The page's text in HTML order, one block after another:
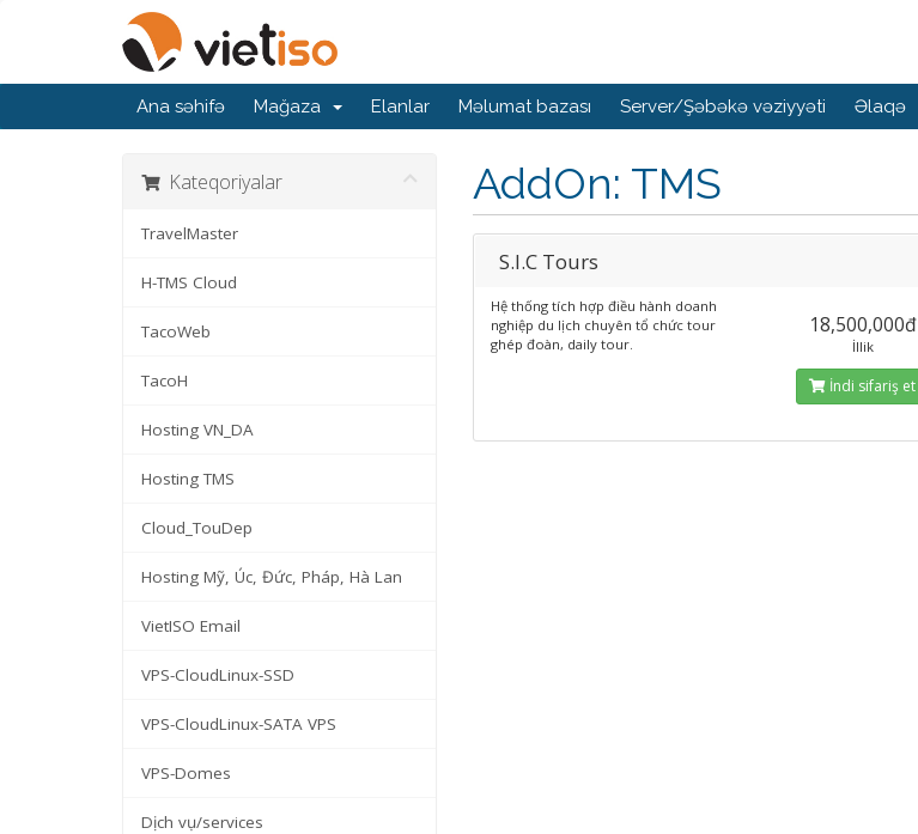
Ana səhifə Mağaza Elanlar Məlumat bazası Server/Şəbəkə vəziyyəti Əlaqə
Kateqoriyalar
TravelMaster
H-TMS Cloud
TacoWeb
TacoH
Hosting VN_DA
Hosting TMS
Cloud_TouDep
Hosting Mỹ, Úc, Đức, Pháp, Hà Lan
VietISO Email
VPS-CloudLinux-SSD
VPS-CloudLinux-SATA VPS
VPS-Domes
Dịch vụ/services
AddOn: TMS
S.I.C Tours
Hệ thống tích hợp điều hành doanh
nghiệp du lịch chuyên tổ chức tour
ghép đoàn, daily tour.
18,500,000đ
İllik
İndi sifariş et